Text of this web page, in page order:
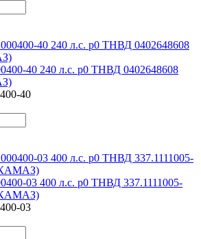
40 240 л.с. р0 ТНВД 0402648608
40
03 400 л.с. р0 ТНВД 337.1111005-
03